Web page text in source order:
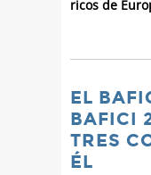
ricos de
EL
BAFICI
TRES
ÉL